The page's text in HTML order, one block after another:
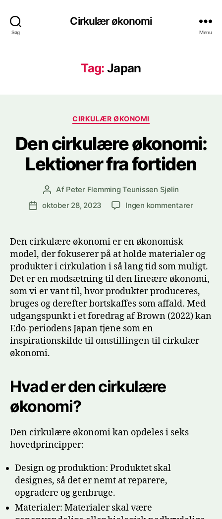
Søg
Cirkulær økonomi
Menu
Tag: Japan
Kategorier
CIRKULÆR ØKONOMI
Den cirkulære økonomi:
Lektioner fra fortiden
Indlægsforfatter
Af Peter Flemming Teunissen Sjølin
Indlægsdato
oktober 28, 2023 Ingen kommentarertil
fra
fortiden
Den cirkulære økonomi er en økonomisk
model, der fokuserer på at holde materialer og
produkter i cirkulation i så lang tid som muligt.
Det er en modsætning til den lineære økonomi,
som vi er vant til, hvor produkter produceres,
bruges og derefter bortskaffes som affald. Med
udgangspunkt i et foredrag af Brown (2022) kan
Edo-periodens Japan tjene som en
inspirationskilde til omstillingen til cirkulær
økonomi.
Hvad er den cirkulære
økonomi?
Den cirkulære økonomi kan opdeles i seks
hovedprincipper:
Design og produktion: Produktet skal
designes, så det er nemt at reparere,
opgradere og genbruge.
Materialer: Materialer skal være